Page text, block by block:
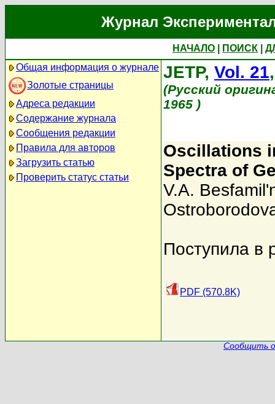
Журнал
НАЧАЛО ПОИСК
Общая информация о журнале
Золотые страницы
Адреса редакции
Содержание журнала
Сообщения редакции
Правила для авторов
Загрузить статью
Проверить статус статьи
JETP, Vol. 21
(Русский
1965 )
Oscillations
Spectra of
V.A.
Поступила в
PDF (570.8K)
Сообщить о